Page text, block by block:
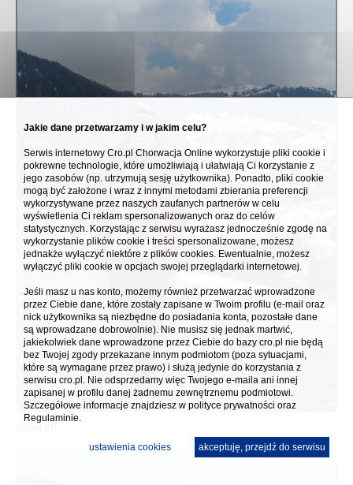
Jakie dane przetwarzamy i w jakim celu?
Serwis internetowy Cro.pl Chorwacja Online wykorzystuje pliki cookie i
pokrewne technologie, które umożliwiają i ułatwiają Ci korzystanie z
jego zasobów (np. utrzymują sesję użytkownika). Ponadto, pliki cookie
mogą być założone i wraz z innymi metodami zbierania preferencji
wykorzystywane przez naszych zaufanych partnerów w celu
wyświetlenia Ci reklam spersonalizowanych oraz do celów
statystycznych. Korzystając z serwisu wyrażasz jednocześnie zgodę na
wykorzystanie plików cookie i treści spersonalizowane, możesz
jednakże wyłączyć niektóre z plików cookies. Ewentualnie, możesz
wyłączyć pliki cookie w opcjach swojej przeglądarki internetowej.
Jeśli masz u nas konto, możemy również przetwarzać wprowadzone
przez Ciebie dane, które zostały zapisane w Twoim profilu (e-mail oraz
nick użytkownika są niezbędne do posiadania konta, pozostałe dane
są wprowadzane dobrowolnie). Nie musisz się jednak martwić,
jakiekolwiek dane wprowadzone przez Ciebie do bazy cro.pl nie będą
bez Twojej zgody przekazane innym podmiotom (poza sytuacjami,
które są wymagane przez prawo) i służą jedynie do korzystania z
serwisu cro.pl. Nie odsprzedamy więc Twojego e-maila ani innej
zapisanej w profilu danej żadnemu zewnętrznemu podmiotowi.
Szczegółowe informacje znajdziesz w polityce prywatności oraz
Regulaminie.
akceptuję, przejdź do serwisu
ustawienia cookies